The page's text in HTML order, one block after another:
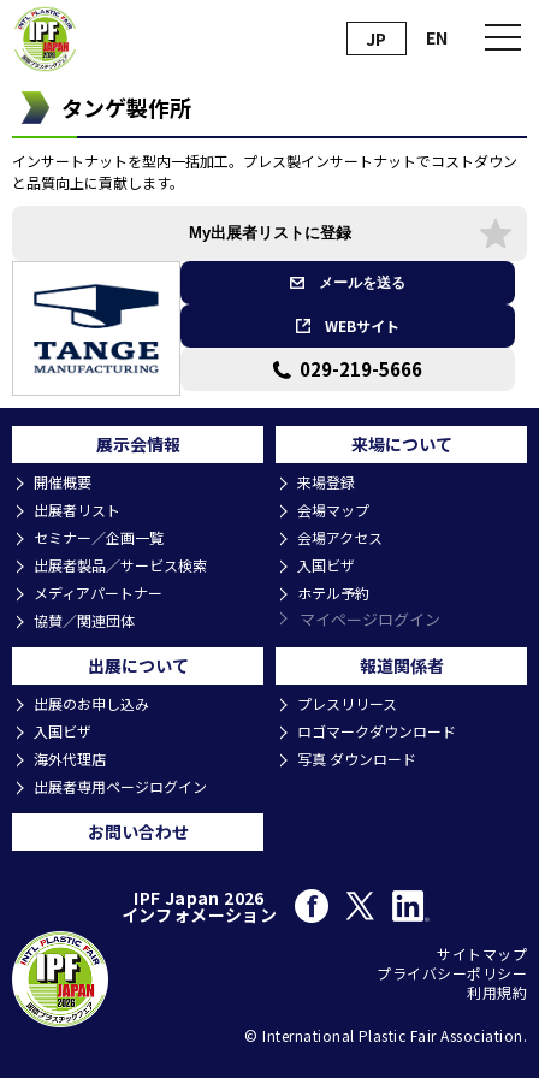
JP EN
タンゲ製作所
インサートナットを型内一括加工。プレス製インサートナットでコストダウン
と品質向上に貢献します。
My出展者リストに登録
メールを送る
WEBサイト
029-219-5666
展示会情報
開催概要
出展者リスト
セミナー／企画一覧
出展者製品／サービス検索
メディアパートナー
協賛／関連団体
来場について
来場登録
会場マップ
会場アクセス
入国ビザ
ホテル予約
マイページログイン
出展について
出展のお申し込み
入国ビザ
海外代理店
出展者専用ページログイン
報道関係者
プレスリリース
ロゴマークダウンロード
写真 ダウンロード
お問い合わせ
IPF Japan 2026
インフォメーション
サイトマップ
プライバシーポリシー
利用規約
© International Plastic Fair Association.